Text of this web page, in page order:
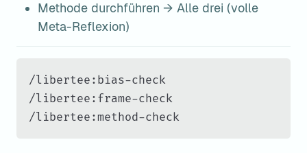
Methode durchführen → Alle drei (volle
Meta-Reflexion)
/libertee:bias-check
/libertee:frame-check
/libertee:method-check